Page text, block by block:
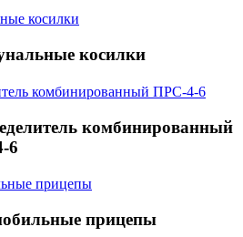
косилки
косилки
комбинированный ПРС-4-6
комбинированный
6
прицепы
прицепы